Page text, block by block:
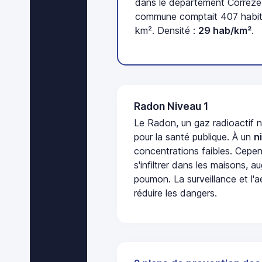
dans le département
commune comptait 407
km². Densité : 29 hab/km².
Radon Niveau 1
Le Radon, un gaz radioactif
pour la santé publique. À un
concentrations faibles.
s'infiltrer dans les maisons,
poumon. La surveillance et
réduire les dangers.